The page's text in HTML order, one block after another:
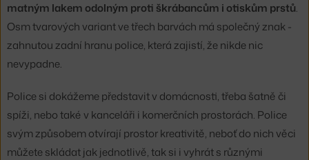
matným lakem odolným proti škrábancům i otiskům prstů.
Osm tvarových variant ve třech barvách má společný znak -
zahnutou zadní hranu police, která zajistí, že nikde nic
nevypadne.
Police si dokážeme představit v domácnosti, třeba šatně či
spíži, nebo také v kanceláři i komerčních prostorách. Police
svým způsobem otvírají prostor kreativitě, neboť do nich věci
můžete skládat jak jednotlivě, tak si i vyhrát s různými